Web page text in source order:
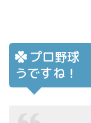
プロ野球
うですね！